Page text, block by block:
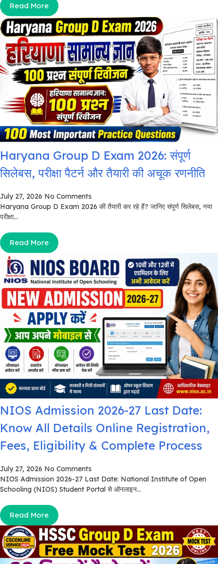
Read More
Haryana Group D Exam 2026: संपूर्ण
सिलेबस, परीक्षा पैटर्न और तैयारी की अचूक रणनीति
July 27, 2026 No Comments
Haryana Group D Exam 2026 की तैयारी कर रहे हैं? जानिए संपूर्ण सिलेबस, नया
परीक्षा...
Read More
NIOS Admission 2026-27 Last Date:
Know All Details Online Registration,
Fees, Eligibility & Complete Process
July 27, 2026 No Comments
NIOS Admission 2026-27 Last Date: National Institute of Open
Schooling (NIOS) Student Portal से ऑनलाइन...
Read More